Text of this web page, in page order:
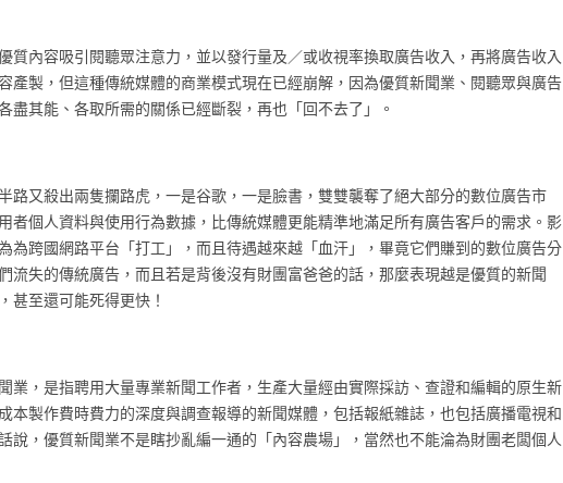
質內容吸引閱聽眾注意力，並以發行量及／或收視率換取廣告收入，再將廣告收入
產製，但這種傳統媒體的商業模式現在已經崩解，因為優質新聞業、閱聽眾與廣告
盡其能、各取所需的關係已經斷裂，再也「回不去了」。
路又殺出兩隻攔路虎，一是谷歌，一是臉書，雙雙襲奪了絕大部分的數位廣告市
者個人資料與使用行為數據，比傳統媒體更能精準地滿足所有廣告客戶的需求。影
為跨國網路平台「打工」，而且待遇越來越「血汗」，畢竟它們賺到的數位廣告分
流失的傳統廣告，而且若是背後沒有財團富爸爸的話，那麼表現越是優質的新聞
甚至還可能死得更快！
業，是指聘用大量專業新聞工作者，生產大量經由實際採訪、查證和編輯的原生新
本製作費時費力的深度與調查報導的新聞媒體，包括報紙雜誌，也包括廣播電視和
說，優質新聞業不是瞎抄亂編一通的「內容農場」，當然也不能淪為財團老闆個人